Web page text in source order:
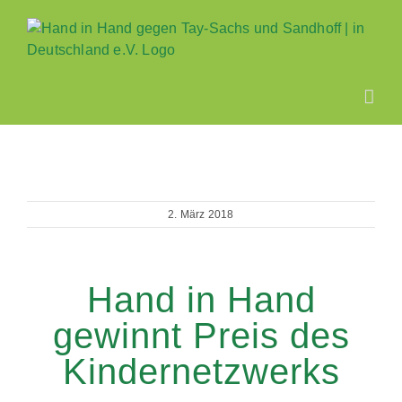
Inhalt
springen
2. März 2018
Hand in Hand
gewinnt Preis des
Kindernetzwerks